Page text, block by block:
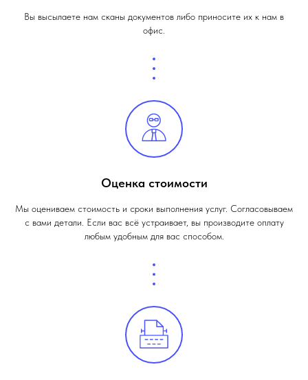
Вы высылаете нам сканы документов либо приносите их к нам в
офис.
Оценка стоимости
Мы оцениваем стоимость и сроки выполнения услуг. Согласовываем
с вами детали. Если вас всё устраивает, вы производите оплату
любым удобным для вас способом.